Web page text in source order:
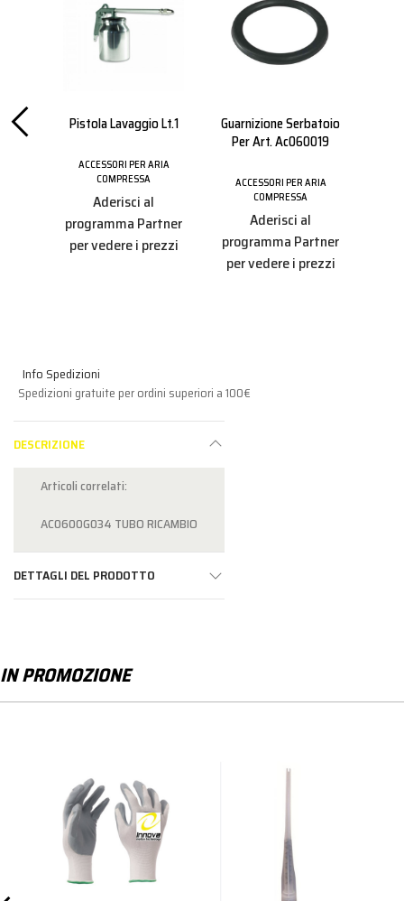
4 0-
Pistola Lavaggio Lt.1
ACCESSORI PER ARIA
COMPRESSA
Aderisci al
programma Partner
per vedere i prezzi
Guarnizione Serbatoio
Per Art. Ac060019
ACCESSORI PER ARIA
COMPRESSA
Aderisci al
programma Partner
per vedere i prezzi
Info Spedizioni
Spedizioni gratuite per ordini superiori a 100€
DESCRIZIONE
Articoli correlati:
AC0600G034 TUBO RICAMBIO
DETTAGLI DEL PRODOTTO
IN PROMOZIONE